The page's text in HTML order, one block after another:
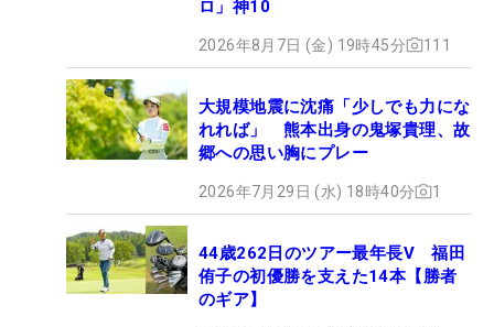
ロ」神10
2026年8月7日 (金) 19時45分 111
大規模地震に沈痛「少しでも力にな
れれば」 熊本出身の鬼塚貴理、故
郷への思い胸にプレー
2026年7月29日 (水) 18時40分 1
44歳262日のツアー最年長V 福田
侑子の初優勝を支えた14本【勝者
のギア】